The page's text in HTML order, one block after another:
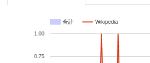
合計 Wikipedia
0.75
1.00